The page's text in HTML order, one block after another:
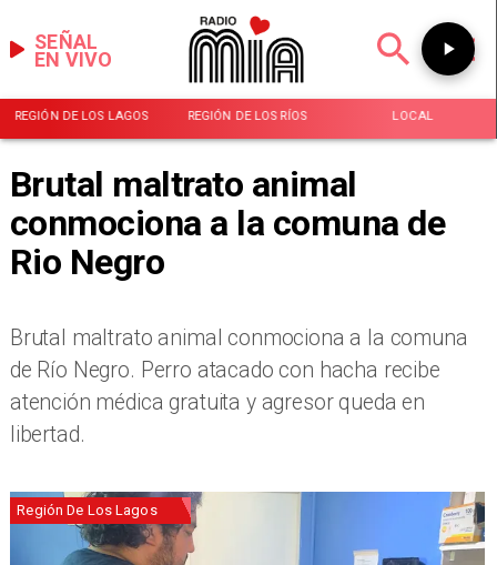
EN VIVO
SEÑAL
REGIÓN DE LOS LAGOS REGIÓN DE LOS RÍOS LOCAL
Brutal maltrato animal
conmociona a la comuna de
Rio Negro
Brutal maltrato animal conmociona a la comuna
de Río Negro. Perro atacado con hacha recibe
atención médica gratuita y agresor queda en
libertad.
Región De Los Lagos